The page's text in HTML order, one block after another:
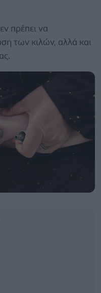
πρέπει να
των κιλών, αλλά και